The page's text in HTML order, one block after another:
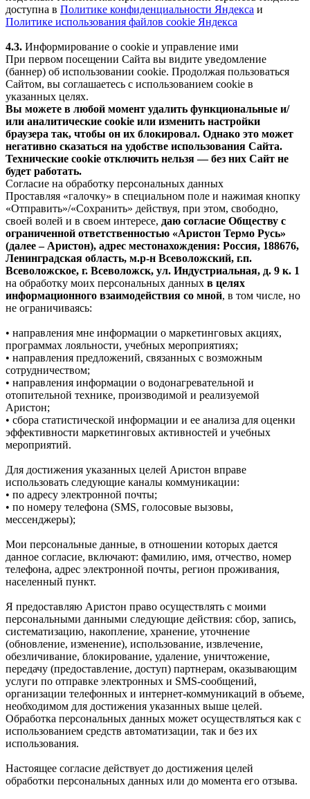
доступна в Политике конфиденциальности Яндекса и
Политике использования файлов cookie Яндекса
4.3. Информирование о cookie и управление ими
При первом посещении Сайта вы видите уведомление
(баннер) об использовании cookie. Продолжая пользоваться
Сайтом, вы соглашаетесь с использованием cookie в
указанных целях.
Вы можете в любой момент удалить функциональные и/
или аналитические cookie или изменить настройки
браузера так, чтобы он их блокировал. Однако это может
негативно сказаться на удобстве использования Сайта.
Технические cookie отключить нельзя — без них Сайт не
будет работать.
Согласие на обработку персональных данных
Проставляя «галочку» в специальном поле и нажимая кнопку
«Отправить»/«Сохранить» действуя, при этом, свободно,
своей волей и в своем интересе, даю согласие Обществу с
ограниченной ответственностью «Аристон Термо Русь»
(далее – Аристон), адрес местонахождения: Россия, 188676,
Ленинградская область, м.р-н Всеволожский, г.п.
Всеволожское, г. Всеволожск, ул. Индустриальная, д. 9 к. 1
на обработку моих персональных данных в целях
информационного взаимодействия со мной, в том числе, но
не ограничиваясь:
• направления мне информации о маркетинговых акциях,
программах лояльности, учебных мероприятиях;
• направления предложений, связанных с возможным
сотрудничеством;
• направления информации о водонагревательной и
отопительной технике, производимой и реализуемой
Аристон;
• сбора статистической информации и ее анализа для оценки
эффективности маркетинговых активностей и учебных
мероприятий.
Для достижения указанных целей Аристон вправе
использовать следующие каналы коммуникации:
• по адресу электронной почты;
• по номеру телефона (SMS, голосовые вызовы,
мессенджеры);
Мои персональные данные, в отношении которых дается
данное согласие, включают: фамилию, имя, отчество, номер
телефона, адрес электронной почты, регион проживания,
населенный пункт.
Я предоставляю Аристон право осуществлять с моими
персональными данными следующие действия: сбор, запись,
систематизацию, накопление, хранение, уточнение
(обновление, изменение), использование, извлечение,
обезличивание, блокирование, удаление, уничтожение,
передачу (предоставление, доступ) партнерам, оказывающим
услуги по отправке электронных и SMS‑сообщений,
организации телефонных и интернет‑коммуникаций в объеме,
необходимом для достижения указанных выше целей.
Обработка персональных данных может осуществляться как с
использованием средств автоматизации, так и без их
использования.
Настоящее согласие действует до достижения целей
обработки персональных данных или до момента его отзыва.